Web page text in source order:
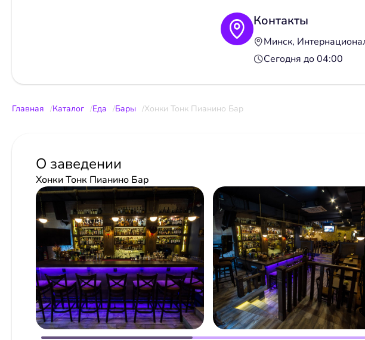
Контакты
Минск,
Сегодня до 04:00
Главная Каталог Еда Бары Хонки Тонк Пианино Бар
О заведении
Хонки Тонк Пианино Бар